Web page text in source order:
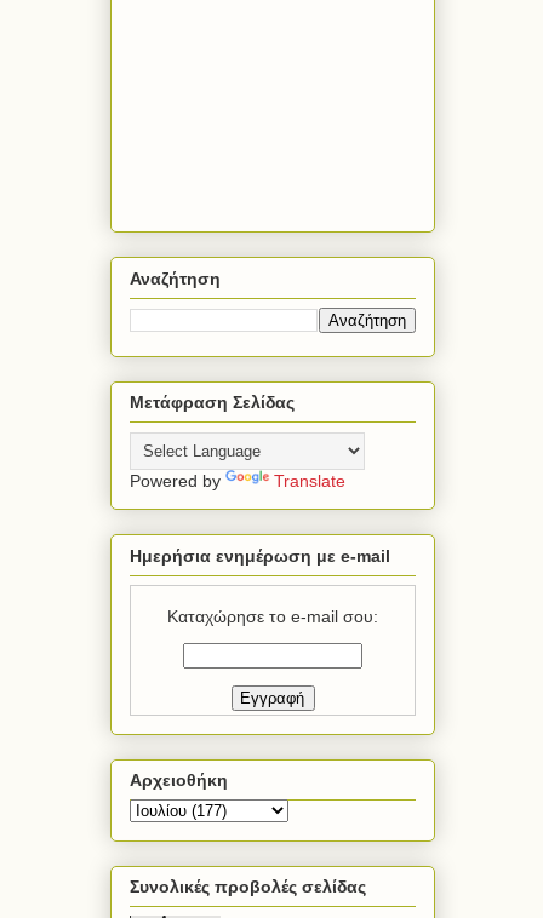
Αναζήτηση
Μετάφραση Σελίδας
Powered by Translate
Ημερήσια ενημέρωση με e-mail
Καταχώρησε το e-mail σου:
Αρχειοθήκη
Συνολικές προβολές σελίδας